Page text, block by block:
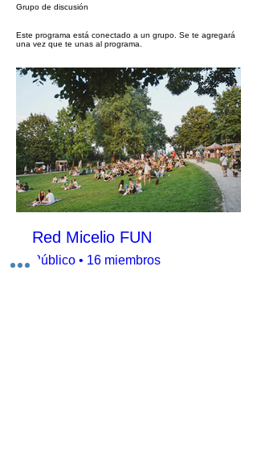
Grupo de discusión
Este programa está conectado a un grupo. Se te agregará
una vez que te unas al programa.
Red Micelio FUN
Público • 16 miembros